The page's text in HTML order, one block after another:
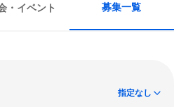
・イベント 募集一覧
指定なし